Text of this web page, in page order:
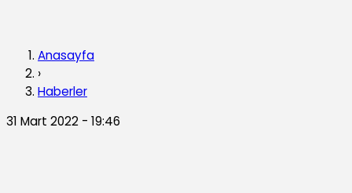
Anasayfa
›
Haberler
31 Mart 2022 - 19:46